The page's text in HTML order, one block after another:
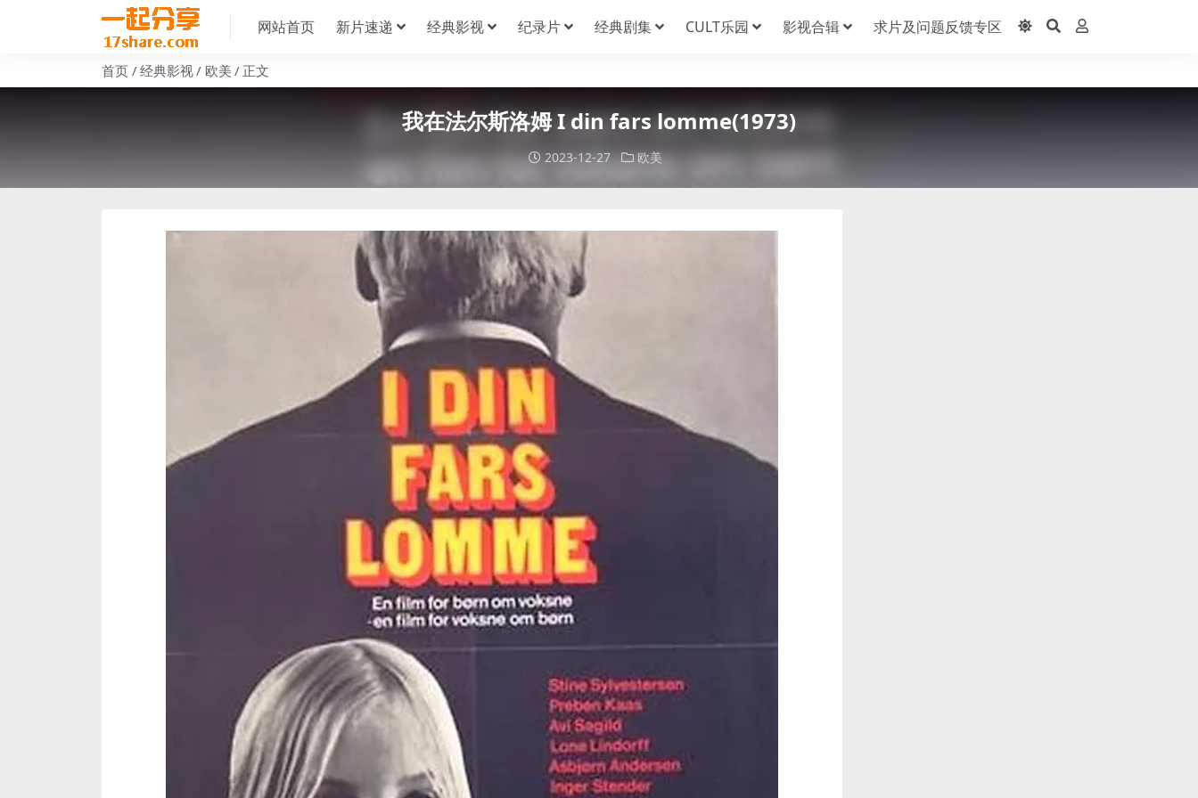
网站首页 新片速递 经典影视 纪录片 经典剧集 CULT乐园 影视合辑 求片及问题反馈专区
首页 经典影视 欧美 正文
我在法尔斯洛姆 I din fars lomme(1973)
2023-12-27 欧美